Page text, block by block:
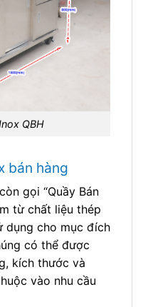
QBH
bán hàng
gọi “Quầy Bán
từ chất liệu thép
dụng cho mục đích
có thể được
kích thước và
vào nhu cầu